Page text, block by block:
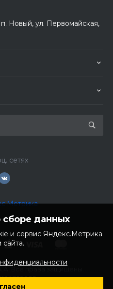
Новый, ул. Первомайская,
сетях
данных
и сервис Яндекс.Метрика